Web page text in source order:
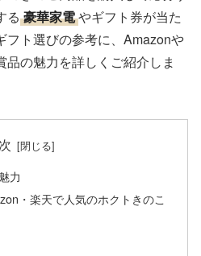
る 豪華家電やギフト券が当た
フト選びの参考に、Amazonや
の魅力を詳しくご紹介しま
力
・楽天で人気のホクトきのこ